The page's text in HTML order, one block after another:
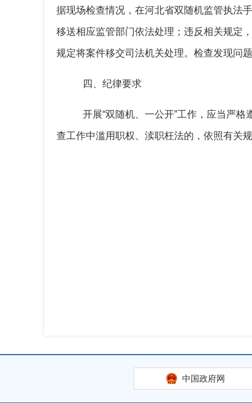
据现场检查情况， 在河北省双随机监管执法
移送相应监管部门依法处理；违反相关规定
规定将案件移交司法机关处理。 检查发现问
四、纪律要求
开展“双随机、一公开”工作，应当严
查工作中滥用职权、渎职枉法的，依照有关规
中国政府网